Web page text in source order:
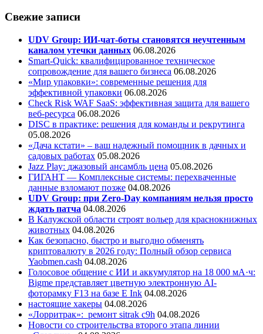
Свежие записи
UDV Group: ИИ-чат-боты становятся неучтенным
каналом утечки данных 06.08.2026
Smart-Quick: квалифицированное техническое
сопровождение для вашего бизнеса 06.08.2026
«Мир упаковки»: современные решения для
эффективной упаковки 06.08.2026
Check Risk WAF SaaS: эффективная защита для вашего
веб-ресурса 06.08.2026
DISC в практике: решения для команды и рекрутинга
05.08.2026
«Дача кстати» – ваш надежный помощник в дачных и
садовых работах 05.08.2026
Jazz Play: джазовый ансамбль цена 05.08.2026
ГИГАНТ — Комплексные системы: перехваченные
данные взломают позже 04.08.2026
UDV Group: при Zero-Day компаниям нельзя просто
ждать патча 04.08.2026
В Калужской области строят вольер для краснокнижных
животных 04.08.2026
Как безопасно, быстро и выгодно обменять
криптовалюту в 2026 году: Полный обзор сервиса
Yaobmen.cash 04.08.2026
Голосовое общение с ИИ и аккумулятор на 18 000 мА·ч:
Bigme представляет цветную электронную AI-
фоторамку F13 на базе E Ink 04.08.2026
настоящие хакеры 04.08.2026
«Лорритрак»: ремонт sitrak c9h 04.08.2026
Новости со строительства второго этапа линии